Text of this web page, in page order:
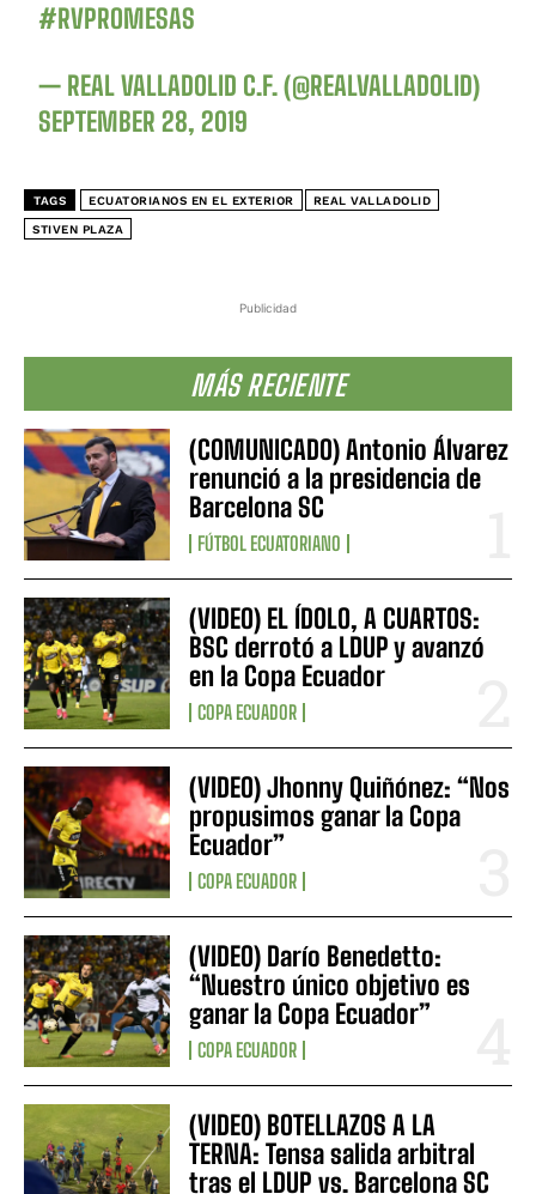
Publicidad
MÁS RECIENTE
(COMUNICADO) Antonio Álvarez
renunció a la presidencia de
Barcelona SC
FÚTBOL ECUATORIANO
(VIDEO) EL ÍDOLO, A CUARTOS:
BSC derrotó a LDUP y avanzó
en la Copa Ecuador
COPA ECUADOR
(VIDEO) Jhonny Quiñónez: “Nos
propusimos ganar la Copa
Ecuador”
COPA ECUADOR
(VIDEO) Darío Benedetto:
“Nuestro único objetivo es
ganar la Copa Ecuador”
COPA ECUADOR
(VIDEO) BOTELLAZOS A LA
TERNA: Tensa salida arbitral
tras el LDUP vs. Barcelona SC
#RVPROMESAS
— REAL VALLADOLID C.F. (@REALVALLADOLID)
SEPTEMBER 28, 2019
TAGS ECUATORIANOS EN EL EXTERIOR REAL VALLADOLID
STIVEN PLAZA